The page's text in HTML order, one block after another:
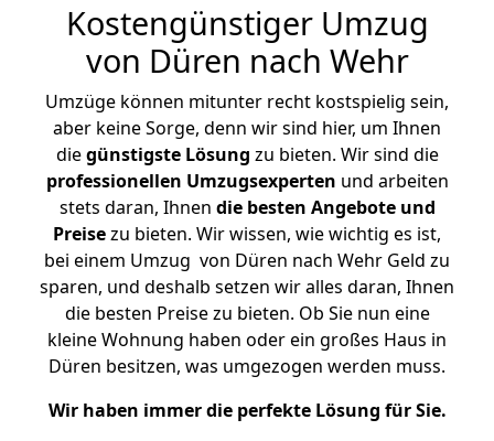
Kostengünstiger Umzug
von Düren nach Wehr
Umzüge können mitunter recht kostspielig sein,
aber keine Sorge, denn wir sind hier, um Ihnen
diegünstigste Lösung zu bieten. Wir sind die
professionellen Umzugsexperten und arbeiten
stets daran, Ihnen die besten Angebote und
Preisezu bieten. Wir wissen, wie wichtig es ist,
bei einem Umzug von Düren nach Wehr Geld zu
sparen, und deshalb setzen wir alles daran, Ihnen
die besten Preise zu bieten. Ob Sie nun eine
kleine Wohnung haben oder ein großes Haus in
Düren besitzen, was umgezogen werden muss.
Wir haben immer die perfekte Lösung für Sie.